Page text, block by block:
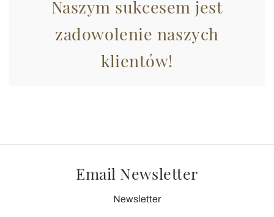
Naszym sukcesem jest
zadowolenie naszych
klientów!
Email Newsletter
Newsletter